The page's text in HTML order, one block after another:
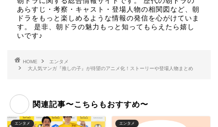
あらすじ・考察・キャスト・登場人物の相関図など、朝
ドラをもっと楽しめるような情報の発信を心がけていま
す。 是非、朝ドラの魅力もっと知ってもらえたら嬉し
いです♪
HOME
エンタメ
大人気マンガ『推しの子』が待望のアニメ化！ストーリーや登場人物まとめ
関連記事〜こちらもおすすめ〜
エンタメ エンタメ